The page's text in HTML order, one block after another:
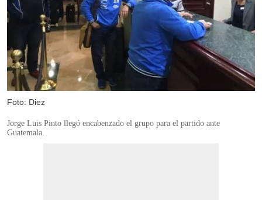
Foto: Diez
Jorge Luis Pinto llegó encabenzado el grupo para el partido ante
Guatemala.